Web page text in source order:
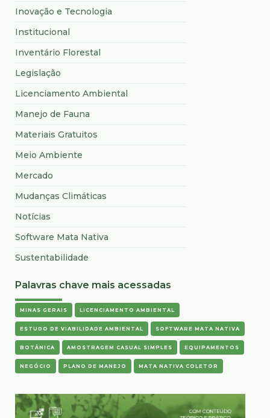
Inovação e Tecnologia
Institucional
Inventário Florestal
Legislação
Licenciamento Ambiental
Manejo de Fauna
Materiais Gratuitos
Meio Ambiente
Mercado
Mudanças Climáticas
Notícias
Software Mata Nativa
Sustentabilidade
Palavras chave mais acessadas
MINAS GERAIS LICENCIAMENTO AMBIENTAL
ESTUDO DE VIABILIDADE AMBIENTAL SOFTWARE MATA NATIVA
BOTÂNICA AMOSTRAGEM CASUAL SIMPLES EQUIPAMENTOS
NEGÓCIO PLANO DE MANEJO MATA NATIVA COLETOR